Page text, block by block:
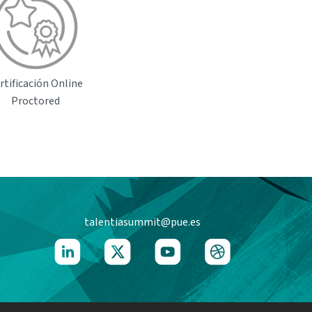
Online
Proctored
talentiasummit@pue.es